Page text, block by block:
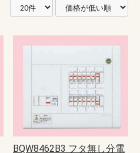
BQW8462B3 フタ無し分電